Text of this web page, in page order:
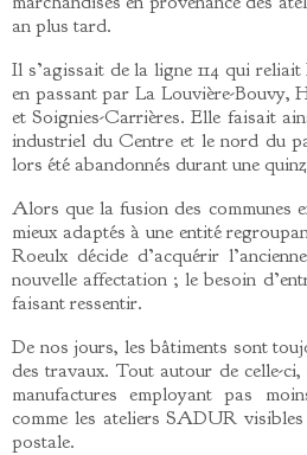
an plus tard.
Il s’agissait de la ligne 114 qui
en passant par La Louvière-Bouvy,
et Soignies-Carrières. Elle faisait
industriel du Centre et le nord du
lors été abandonnés durant une
Alors que la fusion des communes
mieux adaptés à une entité
Roeulx décide d’acquérir
nouvelle affectation ; le besoin
faisant ressentir.
De nos jours, les bâtiments sont
des travaux. Tout autour de celle-
manufactures employant pas
comme les ateliers SADUR
postale.